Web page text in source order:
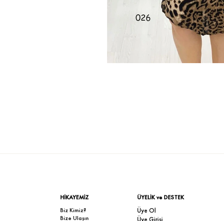
HİKAYEMİZ
Biz Kimiz?
Bize Ulaşın
ÜYELİK ve DESTEK
Üye Ol